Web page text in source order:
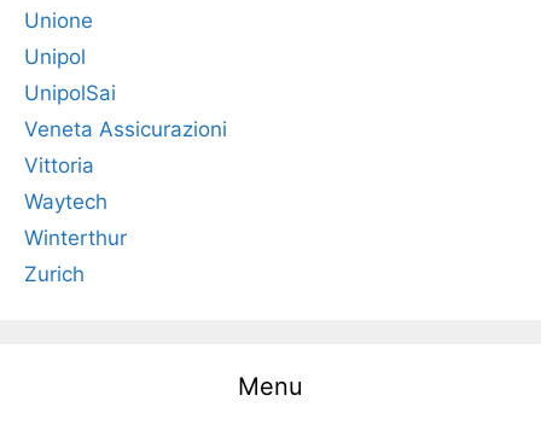
Unione
Unipol
UnipolSai
Veneta Assicurazioni
Vittoria
Waytech
Winterthur
Zurich
Menu